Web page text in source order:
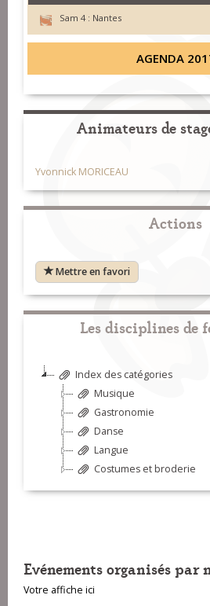
Sam 4 : Nantes
AGENDA
Animateurs de
Yvonnick MORICEAU
Actions
Mettre en favori
Les disciplines de
Index des catégories
Musique
Gastronomie
Danse
Langue
Costumes et broderie
Evénements organisés par
Votre affiche ici